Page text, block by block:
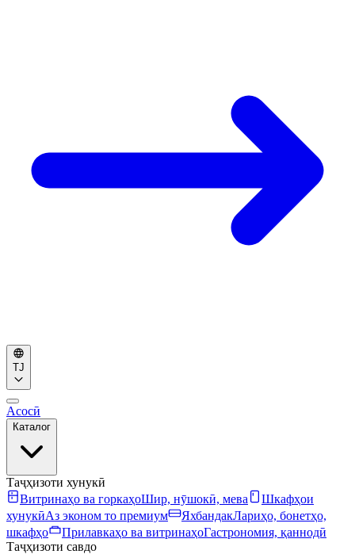
TJ
Асосӣ
Каталог
Таҷҳизоти хунукӣ
Витринаҳо ва горкаҳоШир, нӯшокӣ, мева
Шкафҳои
хунукӣАз эконом то премиум ЯхбандакЛариҳо, бонетҳо,
шкафҳо
Прилавкаҳо ва витринаҳоГастрономия, қаннодӣ
Таҷҳизоти савдо